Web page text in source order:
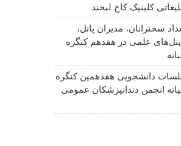
کلینیک کاخ لبخند
سخنرانان، مدیران پانل،
علمی در هفدهم کنگره
دانشجویی هفدهمین کنگره
انجمن دندانپزشکان عمومی